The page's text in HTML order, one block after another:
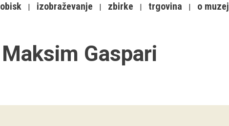
obisk izobraževanje zbirke trgovina o
Maksim Gaspari